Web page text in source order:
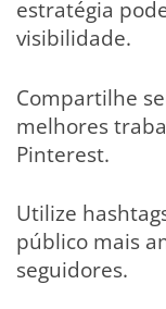
estratégia
visibilidade.
Compartilhe
melhores
Pinterest.
Utilize
público mais
seguidores.